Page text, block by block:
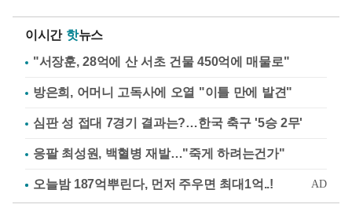
이시간 핫뉴스
"서장훈, 28억에 산 서초 건물 450억에 매물로"
방은희, 어머니 고독사에 오열 "이틀 만에 발견"
심판 성 접대 7경기 결과는?…한국 축구 '5승 2무'
응팔 최성원, 백혈병 재발…"죽게 하려는건가"